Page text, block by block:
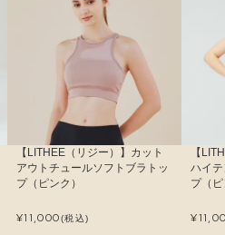
【LITHEE（リジー）】カット
アウトチュールソフトブラトッ
プ（ピンク）
¥11,000(税込)
【
ハイ
プ（
¥